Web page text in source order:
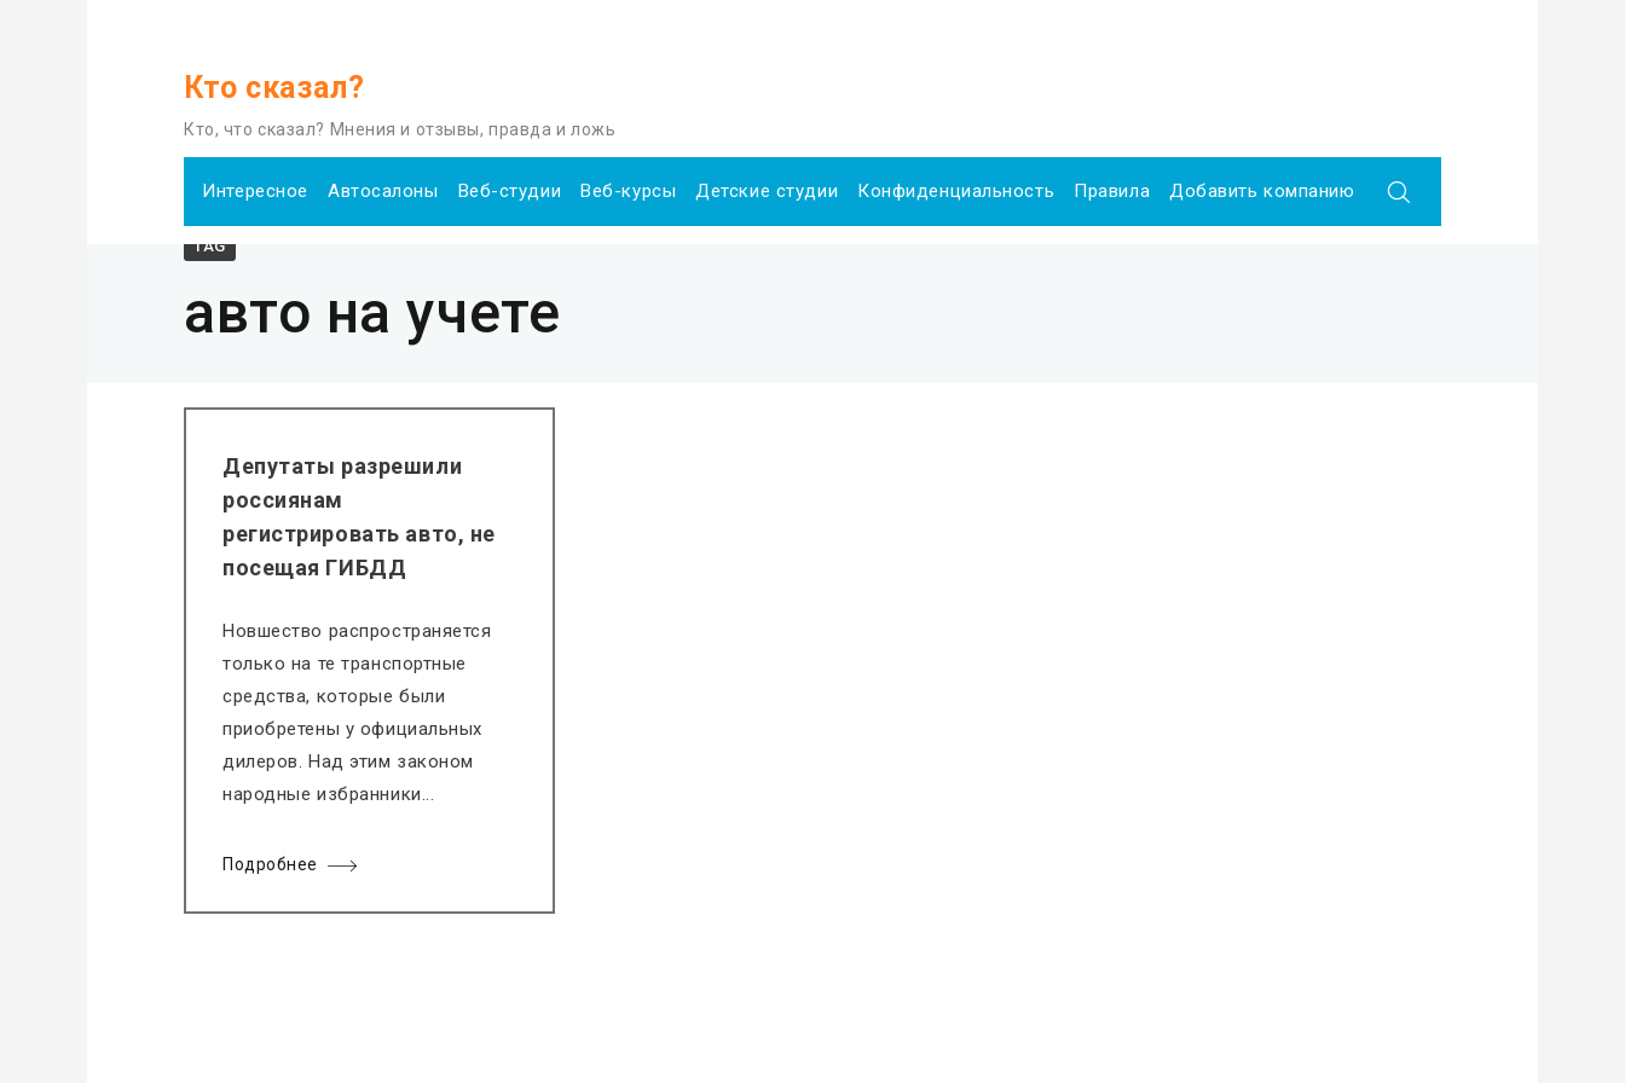
Кто сказал?
Кто, что сказал? Мнения и отзывы, правда и ложь
Интересное Автосалоны Веб-студии Веб-курсы Детские студии Конфиденциальность Правила Добавить компанию
TAG
авто на учете
Депутаты разрешили
россиянам
регистрировать авто, не
посещая ГИБДД
Новшество распространяется
только на те транспортные
средства, которые были
приобретены у официальных
дилеров. Над этим законом
народные избранники...
Подробнее